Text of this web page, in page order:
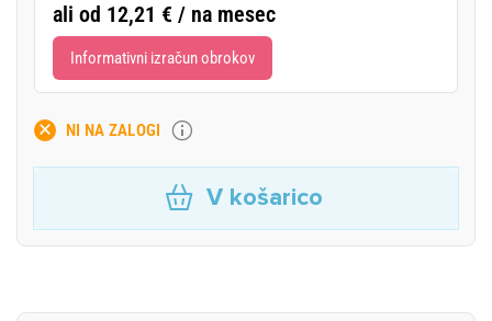
ali od 12,21 € / na mesec
Informativni izračun obrokov
NI NA ZALOGI
V košarico